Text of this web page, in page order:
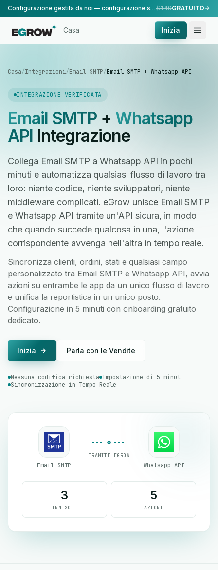
Configurazione gestita da noi — configurazione standard, eseguita dal nostro team.$149GRATUITO
Casa Inizia
Casa/Integrazioni/Email SMTP/Email SMTP + Whatsapp API
INTEGRAZIONE VERIFICATA
Email SMTP+ Whatsapp
API Integrazione
Collega Email SMTP a Whatsapp API in pochi
minuti e automatizza qualsiasi flusso di lavoro tra
loro: niente codice, niente sviluppatori, niente
middleware complicati. eGrow unisce Email SMTP
e Whatsapp API tramite un'API sicura, in modo
che quando succede qualcosa in una, l'azione
corrispondente avvenga nell'altra in tempo reale.
Sincronizza clienti, ordini, stati e qualsiasi campo
personalizzato tra Email SMTP e Whatsapp API, avvia
azioni su entrambe le app da un unico flusso di lavoro
e unifica la reportistica in un unico posto.
Configurazione in 5 minuti con onboarding gratuito
dedicato.
Inizia Parla con le Vendite
Nessuna codifica richiesta Impostazione di 5 minuti
Sincronizzazione in Tempo Reale
Email SMTP
TRAMITE EGROW
Whatsapp API
3
INNESCHI
5
AZIONI